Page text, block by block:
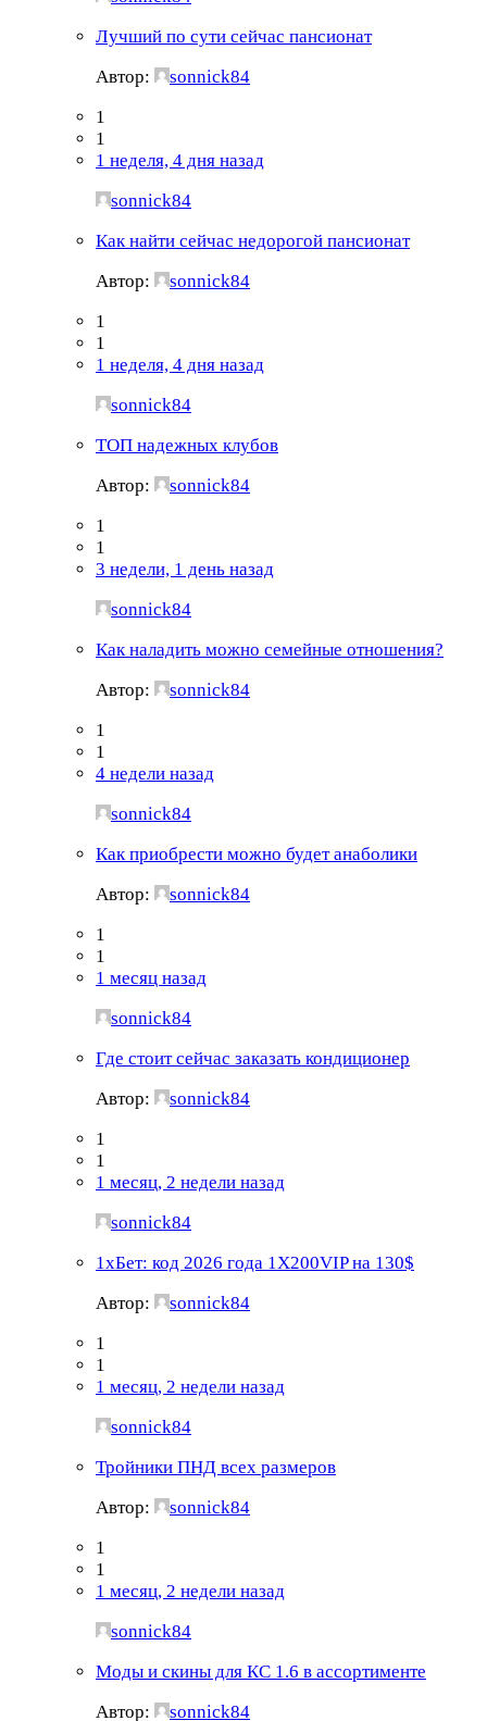
Лучший по сути сейчас пансионат
Автор:
sonnick84
1
1
1 неделя, 4 дня назад
sonnick84
Как найти сейчас недорогой пансионат
Автор:
sonnick84
1
1
1 неделя, 4 дня назад
sonnick84
ТОП надежных клубов
Автор:
sonnick84
1
1
3 недели, 1 день назад
sonnick84
Как наладить можно семейные отношения?
Автор:
sonnick84
1
1
4 недели назад
sonnick84
Как приобрести можно будет анаболики
Автор:
sonnick84
1
1
1 месяц назад
sonnick84
Где стоит сейчас заказать кондиционер
Автор:
sonnick84
1
1
1 месяц, 2 недели назад
sonnick84
1хБет: код 2026 года 1X200VIP на 130$
Автор:
sonnick84
1
1
1 месяц, 2 недели назад
sonnick84
Тройники ПНД всех размеров
Автор:
sonnick84
1
1
1 месяц, 2 недели назад
sonnick84
Моды и скины для КС 1.6 в ассортименте
Автор:
sonnick84